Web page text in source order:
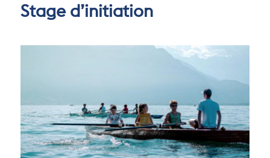
Stage d’initiation